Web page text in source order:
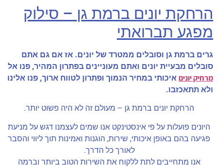
הרחקת יונים ברמת גן – סילוק
מפגע תברואתי
גרים ברמת גן וסובלים ממטרד של יונים. אז אם גם אתם
סובלים מבעיית יונים ואתם מעוניינים בפתרון המהיר, פנו אל
מרחיק יונים איכותי במחיר הנמוך ופתרון לטווח ארוך, פנו אלינו
ולא תתאכזבו.
הרחקת יונים ברמת גן – מעולם זה לא היה פשוט יותר.
היונים פועלות על פי אינסטינקט אנו שמים לעצמנו דגש על מניעת
פגיעה בהם באופן איכותי, שירות, הוגנות ואמינות תוך ליווי והסבר
לאורך כל הדרך.
אנו מתחייבים לתת ללקוח את השירות הטוב ביותר וברמה